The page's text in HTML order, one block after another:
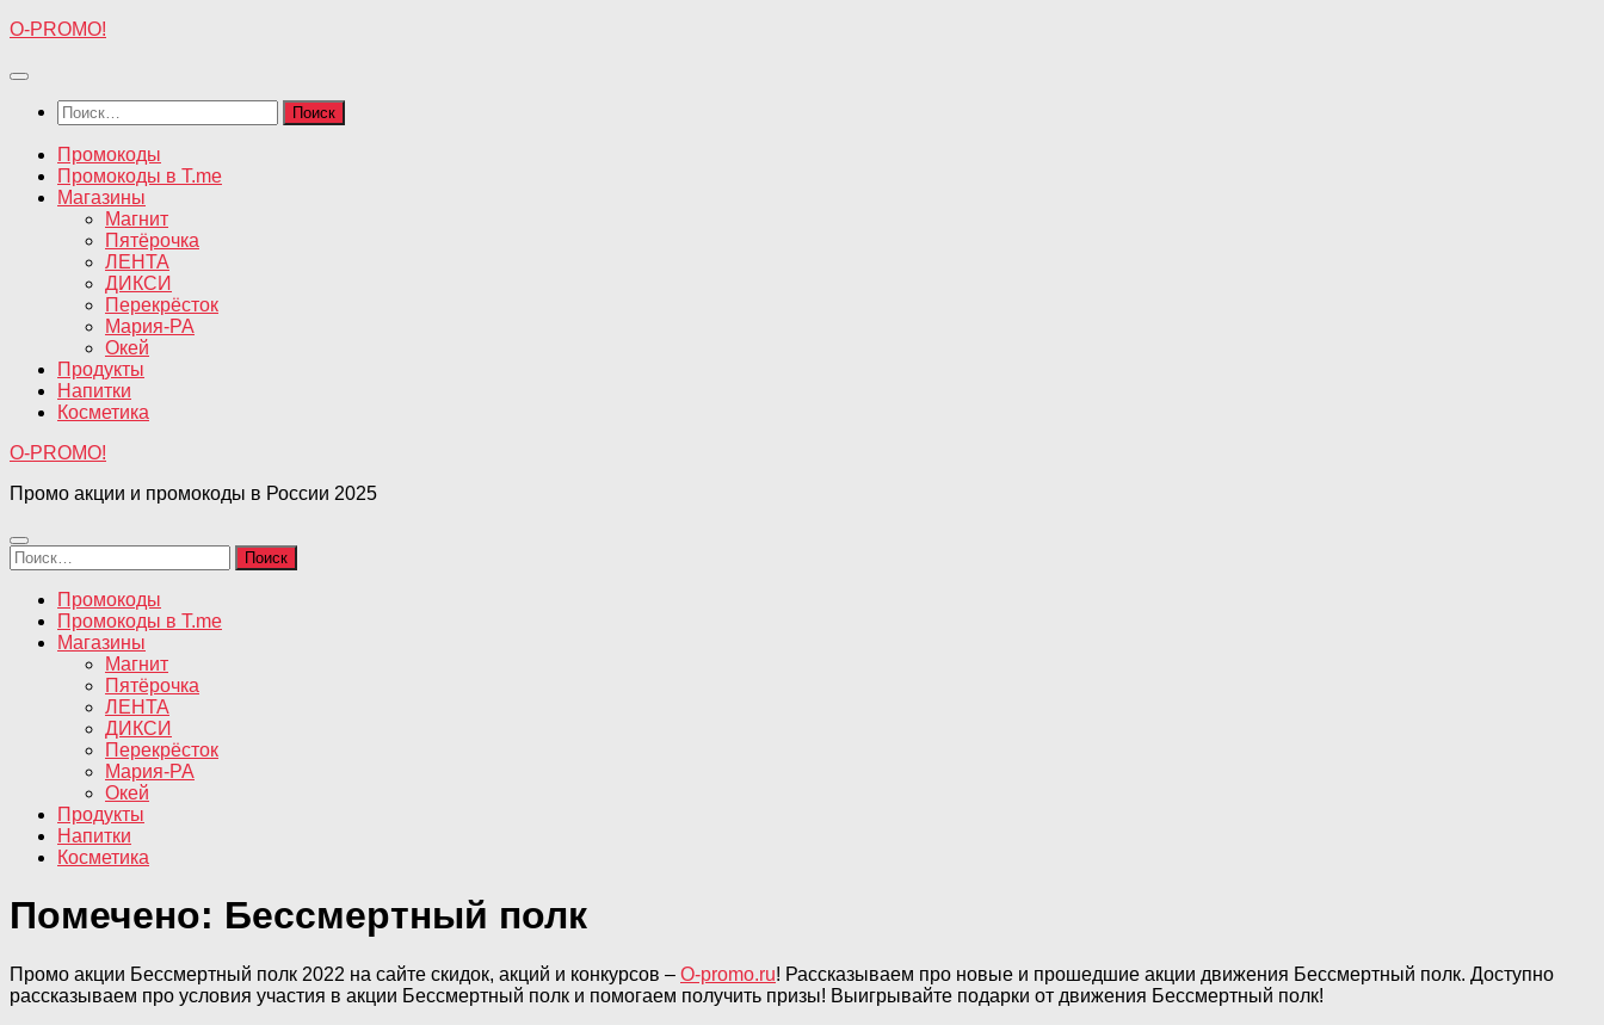
Перейти
содержимому
O-PROMO!
Найти:
Промокоды
Промокоды в T.me
Магазины
Магнит
Пятёрочка
ЛЕНТА
ДИКСИ
Перекрёсток
Мария-РА
Окей
Продукты
Напитки
Косметика
O-PROMO!
Промо акции и промокоды в России 2025
Найти:
Промокоды
Промокоды в T.me
Магазины
Магнит
Пятёрочка
ЛЕНТА
ДИКСИ
Перекрёсток
Мария-РА
Окей
Продукты
Напитки
Косметика
Помечено: Бессмертный полк
Промо акции Бессмертный полк 2022 на сайте скидок, акций и конкурсов – O-promo.ru! Рассказываем про новые и прошедшие акции движения Бессмертный полк. Доступно
рассказываем про условия участия в акции Бессмертный полк и помогаем получить призы! Выигрывайте подарки от движения Бессмертный полк!